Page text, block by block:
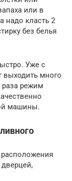
или в
надо класть 2
без белья
Уже с
выходить много
раза режим
машины.